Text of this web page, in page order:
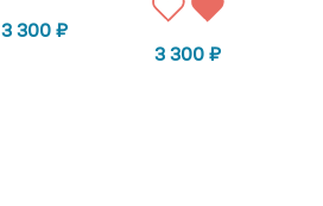
3 300₽
3 300₽